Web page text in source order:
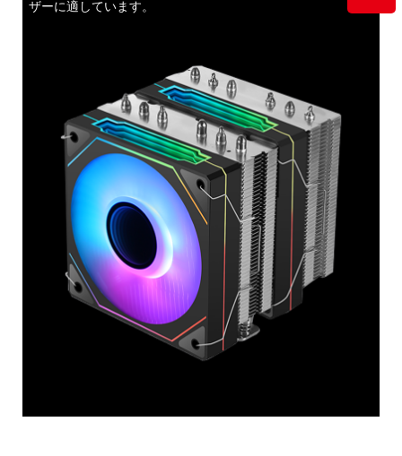
ザーに適しています。